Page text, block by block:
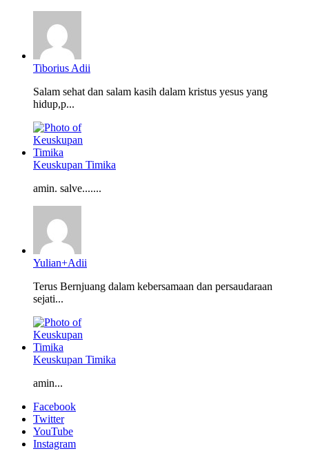
Tiborius Adii
Salam sehat dan salam kasih dalam kristus yesus yang
hidup,p...
Keuskupan Timika
amin. salve.......
Yulian+Adii
Terus Bernjuang dalam kebersamaan dan persaudaraan
sejati...
Keuskupan Timika
amin...
Facebook
Twitter
YouTube
Instagram